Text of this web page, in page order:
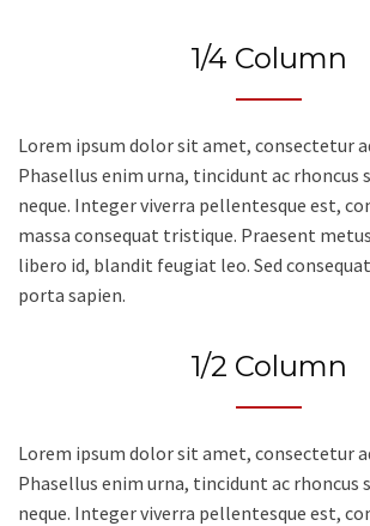
1/4 Column
Lorem ipsum dolor sit amet, consectetur
Phasellus enim urna, tincidunt ac rhoncus
neque. Integer viverra pellentesque est,
massa consequat tristique. Praesent
libero id, blandit feugiat leo. Sed
porta sapien.
1/2 Column
Lorem ipsum dolor sit amet, consectetur
Phasellus enim urna, tincidunt ac rhoncus
neque. Integer viverra pellentesque est,